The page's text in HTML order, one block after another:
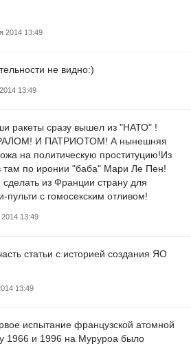
2014 13:49
не видно:)
13:49
ракеты сразу вышел из "НАТО" !
И ПАТРИОТОМ! А нынешняя
на политическую проституцию!Из
там по иронии "баба" Мари Ле Пен!
из Франции страну для
пульти с гомосекским отливом!
13:49
статьи с историей создания ЯО
13:49
испытание французской атомной
1966 и 1996 на Муруроа было